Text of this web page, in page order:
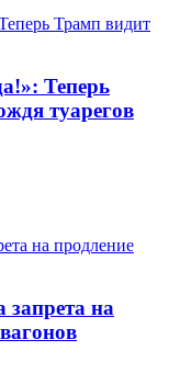
Теперь
туарегов
на